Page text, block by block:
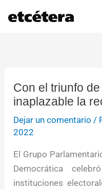
Con el triunfo
inaplazable la
Dejar un comentario /
2022
El Grupo
Democrática
instituciones